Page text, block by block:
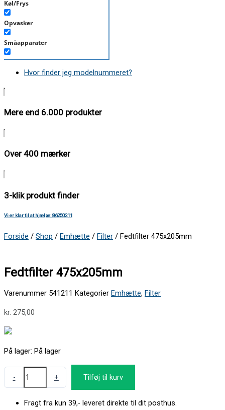
Køl/Frys
Opvasker
Småapparater
Støvsuger
Hvor finder jeg modelnummeret?
Mere end 6.000 produkter
Over 400 mærker
3-klik produkt finder
Vi er klar til at hjælpe: 86250211
Forside / Shop / Emhætte / Filter / Fedtfilter 475x205mm
Fedtfilter 475x205mm
Varenummer 541211 Kategorier Emhætte, Filter
kr. 275,00
På lager: På lager
- + Tilføj til kurv
Fragt fra kun 39,- leveret direkte til dit posthus.